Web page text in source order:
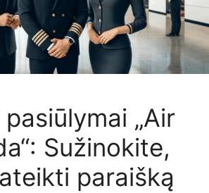
„Air
Sužinokite,
paraišką